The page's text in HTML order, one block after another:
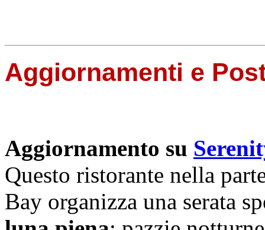
Aggiornamenti e
Aggiornamento su
Questo ristorante nella
Bay organizza una serata